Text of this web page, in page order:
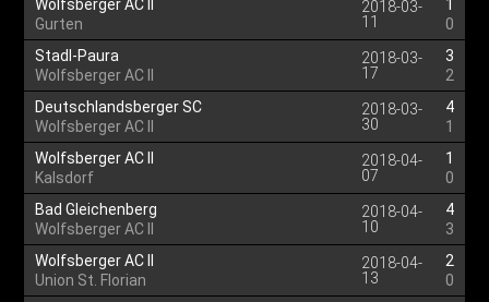
Wolfsberger AC II
Gurten
2018-03-
11
1
0
Stadl-Paura
Wolfsberger AC II
2018-03-
17
3
2
Deutschlandsberger SC
Wolfsberger AC II
2018-03-
30
4
1
Wolfsberger AC II
Kalsdorf
2018-04-
07
1
0
Bad Gleichenberg
Wolfsberger AC II
2018-04-
10
4
3
Wolfsberger AC II
Union St. Florian
2018-04-
13
2
0